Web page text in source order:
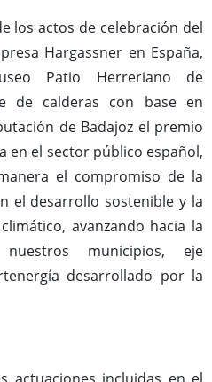
los actos de celebración del
Hargassner en España,
Patio Herreriano de
de calderas con base en
de Badajoz el premio
en el sector público español,
el compromiso de la
el desarrollo sostenible y la
avanzando hacia la
nuestros municipios, eje
desarrollado por la